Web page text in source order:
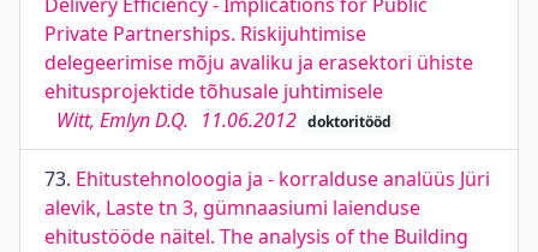
Private Partnerships. Riskijuhtimise
delegeerimise mõju avaliku ja erasektori ühiste
ehitusprojektide tõhusale juhtimisele
Witt, Emlyn D.Q. 11.06.2012 doktoritööd
73. Ehitustehnoloogia ja - korralduse analüüs Jüri
alevik, Laste tn 3, gümnaasiumi laienduse
ehitustööde näitel. The analysis of the Building